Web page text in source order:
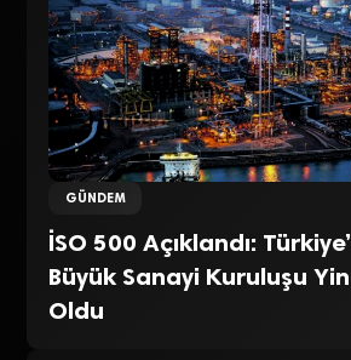
GÜNDEM
İSO 500 Açıklandı:
Büyük Sanayi Kuruluşu
Oldu